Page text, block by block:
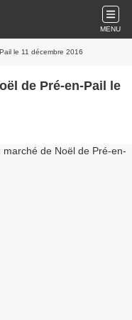
MENU
le 11 décembre 2016
de Pré-en-Pail le